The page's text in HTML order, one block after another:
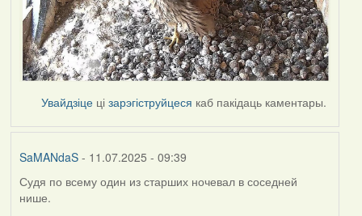
Увайдзіце цізарэгіструйцеся каб пакідаць каментары.
SaMANdaS- 11.07.2025 - 09:39
Судя по всему один из старших ночевал в соседней
нише.